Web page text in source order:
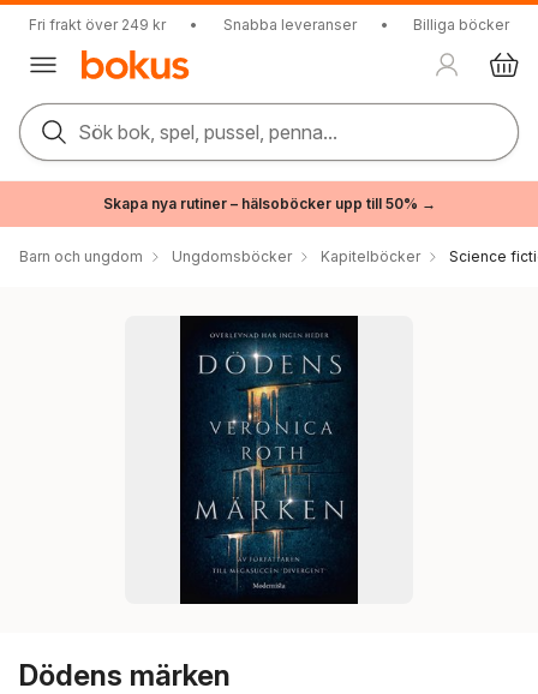
Fri frakt över 249 kr • Snabba leveranser • Billiga böcker
Sök bok, spel, pussel, penna...
Skapa nya rutiner – hälsoböcker upp till 50% →
Barn och ungdom Ungdomsböcker Kapitelböcker Science
Dödens märken